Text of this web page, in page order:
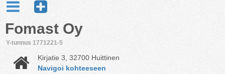
Fomast Oy
Y-tunnus 1771221-5
Kirjatie 3, 32700 Huittinen
Navigoi kohteeseen